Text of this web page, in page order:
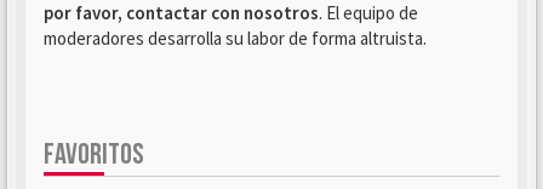
por favor, contactar con nosotros. El equipo de
moderadores desarrolla su labor de forma altruista.
FAVORITOS